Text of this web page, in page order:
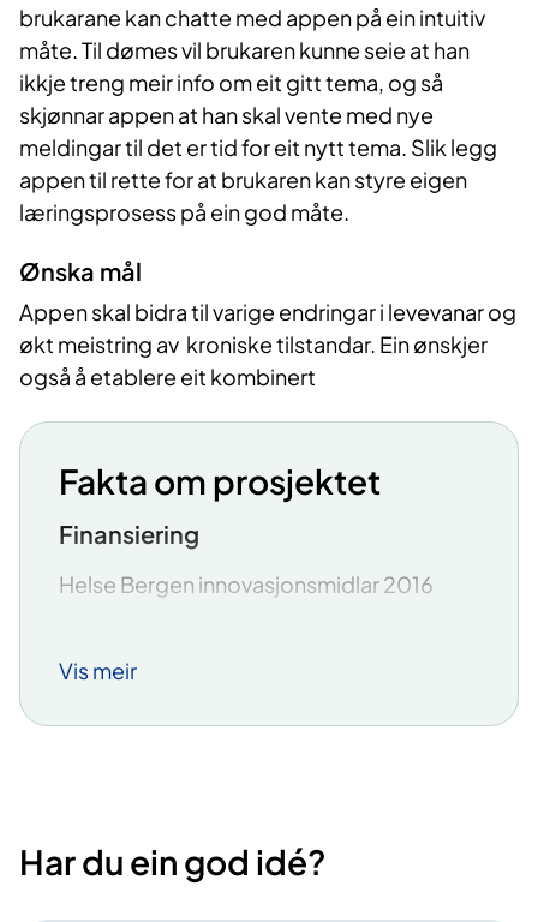
brukarane kan chatte med appen på ein intuitiv
måte. Til dømes vil brukaren kunne seie at han
ikkje treng meir info om eit gitt tema, og så
skjønnar appen at han skal vente med nye
meldingar til det er tid for eit nytt tema. Slik legg
appen til rette for at brukaren kan styre eigen
læringsprosess på ein god måte.
Ønska mål
Appen skal bidra til varige endringar i levevanar og
økt meistring av kroniske tilstandar. Ein ønskjer
også å etablere eit kombinert
Fakta om prosjektet
Finansiering
Helse Bergen innovasjonsmidlar 2016
Henning Åge Skarbø, spesialrådgjevar,
Vis meir
Har du ein god idé?